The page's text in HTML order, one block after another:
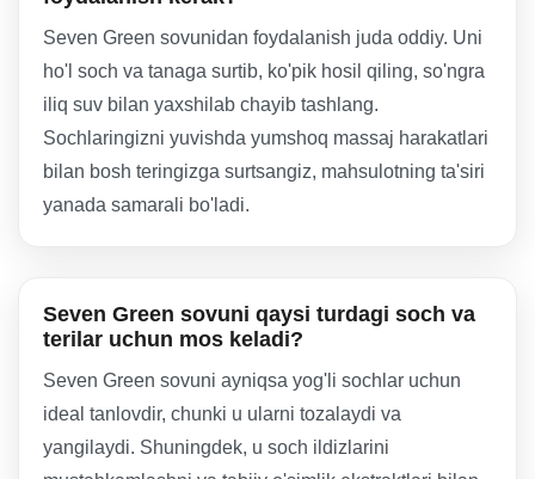
Seven Green sovunidan foydalanish juda oddiy. Uni
ho'l soch va tanaga surtib, ko'pik hosil qiling, so'ngra
iliq suv bilan yaxshilab chayib tashlang.
Sochlaringizni yuvishda yumshoq massaj harakatlari
bilan bosh teringizga surtsangiz, mahsulotning ta'siri
yanada samarali bo'ladi.
Seven Green sovuni qaysi turdagi soch va
terilar uchun mos keladi?
Seven Green sovuni ayniqsa yog'li sochlar uchun
ideal tanlovdir, chunki u ularni tozalaydi va
yangilaydi. Shuningdek, u soch ildizlarini